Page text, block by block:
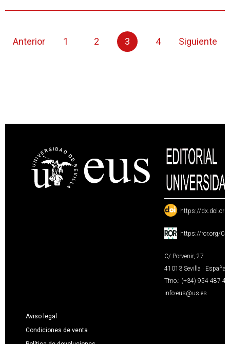
Anterior 1 2 3 4 Siguiente
: https://
: https://ror.org/
C/ Porvenir, 27
41013 Sevilla · España
Tfno.: (+34) 954 487
info-eus@us.es
Aviso legal
Condiciones de venta